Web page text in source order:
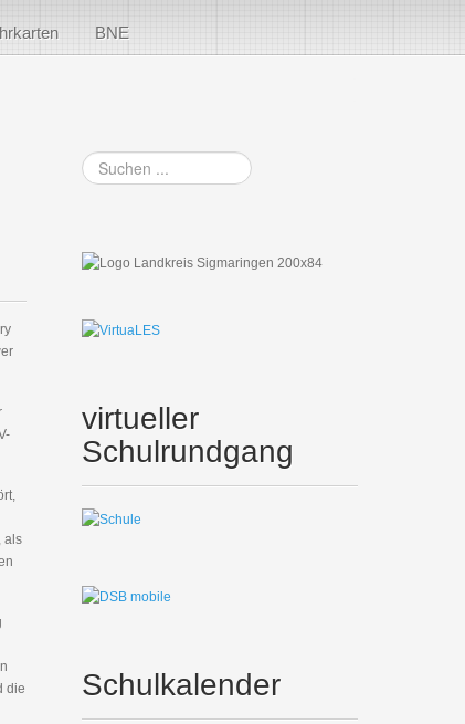
BNE
als
die
Suchen
...
virtueller
Schulrundgang
Schulkalender